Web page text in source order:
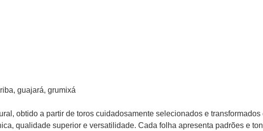
guajará, grumixá
obtido a partir de toros cuidadosamente selecionados e
qualidade superior e versatilidade. Cada folha apresenta padrões e